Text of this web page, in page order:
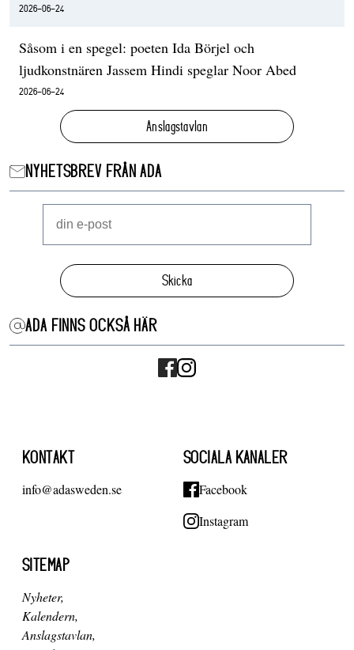
2026-06-24
Såsom i en spegel: poeten Ida Börjel och
ljudkonstnären Jassem Hindi speglar Noor Abed
2026-06-24
Anslagstavlan
NYHETSBREV FRÅN ADA
Skicka
ADA FINNS OCKSÅ HÄR
KONTAKT
info@adasweden.se
SOCIALA KANALER
Facebook
Instagram
SITEMAP
Nyheter
Kalendern
Anslagstavlan